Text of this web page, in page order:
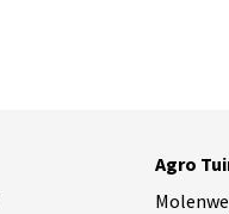
Agro